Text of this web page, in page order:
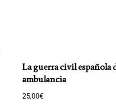
La guerra civil española
ambulancia
25,00€